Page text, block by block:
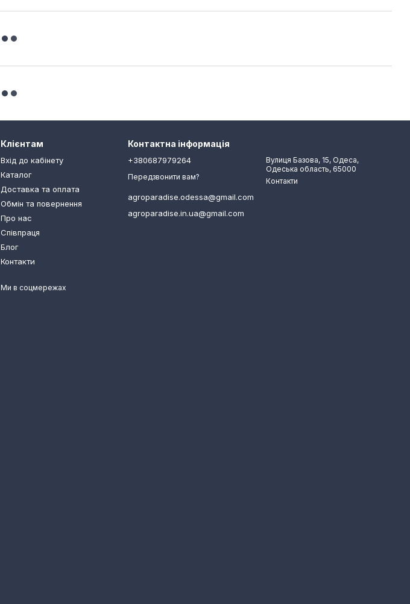
Клієнтам
Вхід до кабінету
Каталог
Доставка та оплата
Обмін та повернення
Про нас
Співпраця
Блог
Контакти
Ми в соцмережах
Контактна інформація
+380687979264
Передзвонити вам?
agroparadise.odessa@gmail.com
agroparadise.in.ua@gmail.com
Вулиця Базова, 15, Одеса,
Одеська область, 65000
Контакти